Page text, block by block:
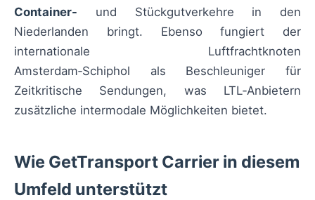
Container- und Stückgutverkehre in den
Niederlanden bringt. Ebenso fungiert der
internationale Luftfrachtknoten
Amsterdam‑Schiphol als Beschleuniger für
Zeitkritische Sendungen, was LTL‑Anbietern
zusätzliche intermodale Möglichkeiten bietet.
Wie GetTransport Carrier in diesem
Umfeld unterstützt